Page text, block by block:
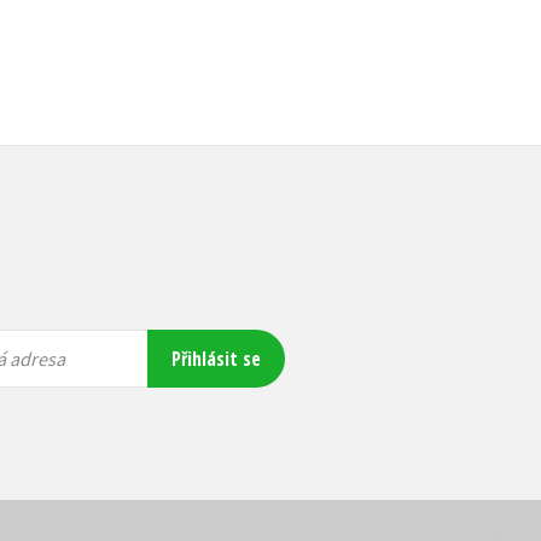
adresa Přihlásit se